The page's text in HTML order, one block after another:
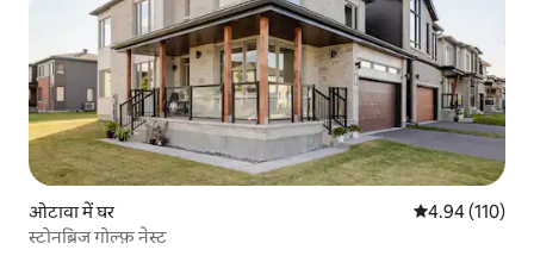
ओटावा में घर औसत रेटिंग 5 में से
4.94 (110)
स्टोनब्रिज गोल्फ़ नेस्ट